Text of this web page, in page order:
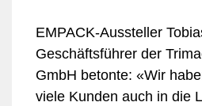
EMPACK-Aussteller
Geschäftsführer der
GmbH betonte: «Wir
viele Kunden auch in die